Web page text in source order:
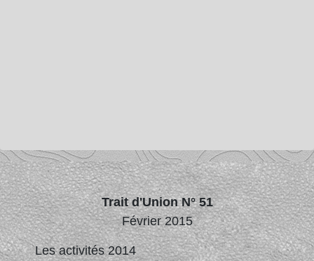
Trait d'Union N° 51
Février 2015
Les activités 2014